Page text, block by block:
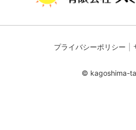
プライバシーポリシー
© kagoshima-